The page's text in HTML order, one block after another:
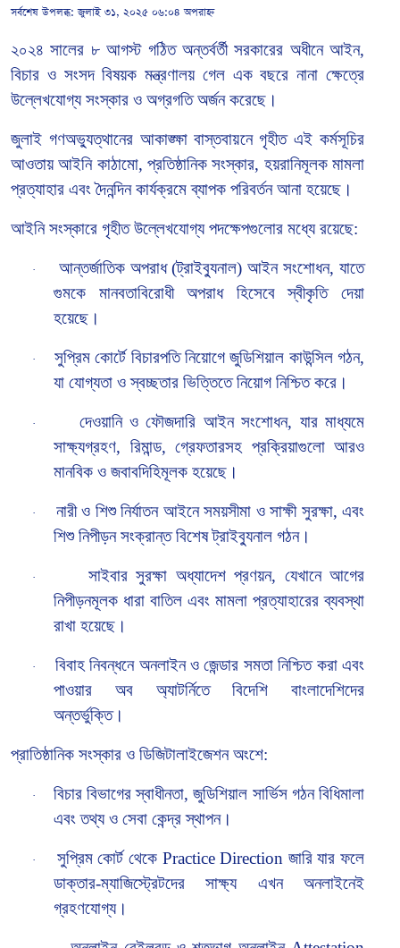
সর্বশেষ উপলব্ধ:জুলাই ৩১, ২০২৫ ০৬:০৪ অপরাহ্ন
২০২৪ সালের ৮ আগস্ট গঠিত অন্তর্বর্তী সরকারের অধীনে আইন,
বিচার ও সংসদ বিষয়ক মন্ত্রণালয় গেল এক বছরে নানা ক্ষেত্রে
উল্লেখযোগ্য সংস্কার ও অগ্রগতি অর্জন করেছে।
জুলাই গণঅভ্যুত্থানের আকাঙ্ক্ষা বাস্তবায়নে গৃহীত এই কর্মসূচির
আওতায় আইনি কাঠামো, প্রতিষ্ঠানিক সংস্কার, হয়রানিমূলক মামলা
প্রত্যাহার এবং দৈনন্দিন কার্যক্রমে ব্যাপক পরিবর্তন আনা হয়েছে।
আইনি সংস্কারে গৃহীত উল্লেখযোগ্য পদক্ষেপগুলোর মধ্যে রয়েছে:
· আন্তর্জাতিক অপরাধ (ট্রাইব্যুনাল) আইন সংশোধন, যাতে
গুমকে মানবতাবিরোধী অপরাধ হিসেবে স্বীকৃতি দেয়া
হয়েছে।
· সুপ্রিম কোর্টে বিচারপতি নিয়োগে জুডিশিয়াল কাউন্সিল গঠন,
যা যোগ্যতা ও স্বচ্ছতার ভিত্তিতে নিয়োগ নিশ্চিত করে।
· দেওয়ানি ও ফৌজদারি আইন সংশোধন, যার মাধ্যমে
সাক্ষ্যগ্রহণ, রিমান্ড, গ্রেফতারসহ প্রক্রিয়াগুলো আরও
মানবিক ও জবাবদিহিমূলক হয়েছে।
· নারী ও শিশু নির্যাতন আইনে সময়সীমা ও সাক্ষী সুরক্ষা, এবং
শিশু নিপীড়ন সংক্রান্ত বিশেষ ট্রাইব্যুনাল গঠন।
· সাইবার সুরক্ষা অধ্যাদেশ প্রণয়ন, যেখানে আগের
নিপীড়নমূলক ধারা বাতিল এবং মামলা প্রত্যাহারের ব্যবস্থা
রাখা হয়েছে।
· বিবাহ নিবন্ধনে অনলাইন ও জেন্ডার সমতা নিশ্চিত করাএবং
পাওয়ার অব অ্যাটর্নিতে বিদেশি বাংলাদেশিদের
অন্তর্ভুক্তি।
প্রাতিষ্ঠানিক সংস্কার ও ডিজিটালাইজেশন অংশে:
· বিচার বিভাগের স্বাধীনতা, জুডিশিয়াল সার্ভিস গঠন বিধিমালা
এবং তথ্য ও সেবা কেন্দ্র স্থাপন।
· সুপ্রিম কোর্ট থেকে Practice Direction জারিযার ফলে
ডাক্তার-ম্যাজিস্ট্রেটদের সাক্ষ্য এখন অনলাইনেই
গ্রহণযোগ্য।